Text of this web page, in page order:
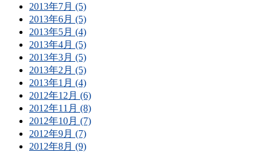
2013年7月 (5)
2013年6月 (5)
2013年5月 (4)
2013年4月 (5)
2013年3月 (5)
2013年2月 (5)
2013年1月 (4)
2012年12月 (6)
2012年11月 (8)
2012年10月 (7)
2012年9月 (7)
2012年8月 (9)